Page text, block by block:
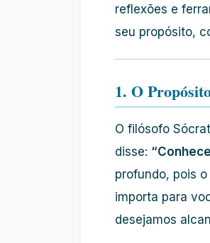
reflexões e
seu propósito,
1. O
O filósofo
disse:
profundo, pois
importa para
desejamos